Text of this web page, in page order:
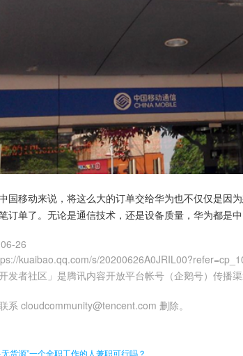
国移动来说，将这么大的订单交给华为也不仅仅是因
订单了。无论是通信技术，还是设备质量，华为都是中
26
kuaibao.qq.com/s/
发者社区」是腾讯内容开放平台帐号（企鹅号）传播
系 cloudcommunity@tencent.com 删除。
无货源”一个全职工作的人兼职可行吗？